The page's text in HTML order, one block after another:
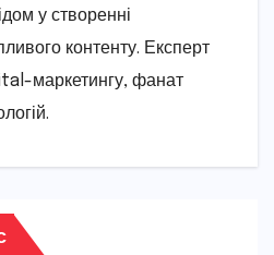
у створенні
контенту. Експерт
маркетингу, фанат